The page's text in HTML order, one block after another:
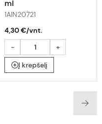
ml
1AIN20721
4,30 €/vnt.
-
+
Į krepšelį